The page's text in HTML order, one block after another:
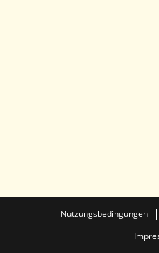
Nutzungsbedingungen